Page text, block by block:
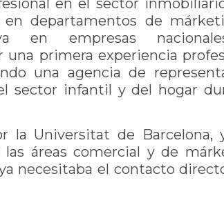
en el sector
departamentos de
en empresas
primera experiencia
una agencia de
sector infantil y del hogar
la Universitat de Barcelona,
áreas comercial y de
necesitaba el contacto